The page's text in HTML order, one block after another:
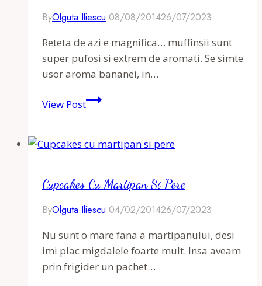
ByOlguta Iliescu 08/08/201426/07/2023
Reteta de azi e magnifica… muffinsii sunt
super pufosi si extrem de aromati. Se simte
usor aroma bananei, in…
View PostMuffins
si
Cupcakes Cu Martipan Si Pere
ByOlguta Iliescu 04/02/201426/07/2023
Nu sunt o mare fana a martipanului, desi
imi plac migdalele foarte mult. Insa aveam
prin frigider un pachet…